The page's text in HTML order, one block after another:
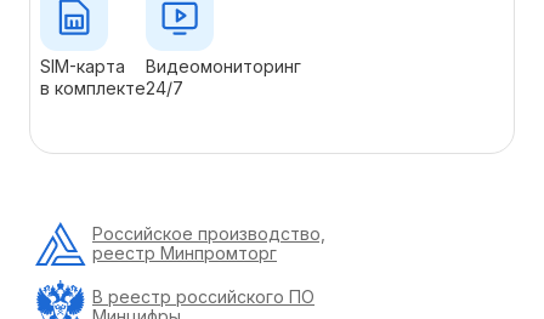
SIM-карта
в комплекте
Видеомониторинг
24/7
Российское производство,
реестр Минпромторг
В реестр российского ПО